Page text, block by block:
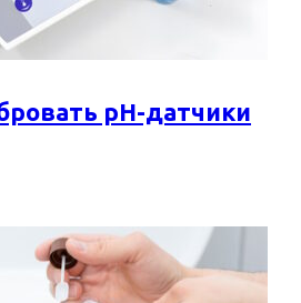
pH-датчики